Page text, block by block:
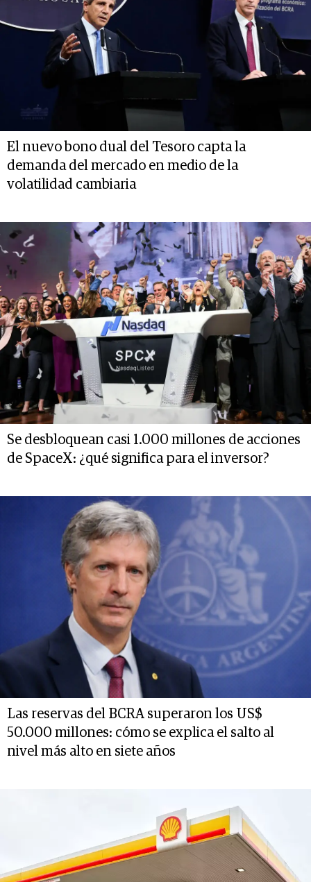
El nuevo bono dual del Tesoro capta la
demanda del mercado en medio de la
volatilidad cambiaria
Se desbloquean casi 1.000 millones de acciones
de SpaceX: ¿qué significa para el inversor?
Las reservas del BCRA superaron los US$
50.000 millones: cómo se explica el salto al
nivel más alto en siete años